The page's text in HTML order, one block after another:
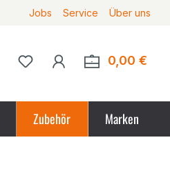
Jobs Service Über uns
Du hast 0 Produkte auf
0,00 €
Zubehör Marken